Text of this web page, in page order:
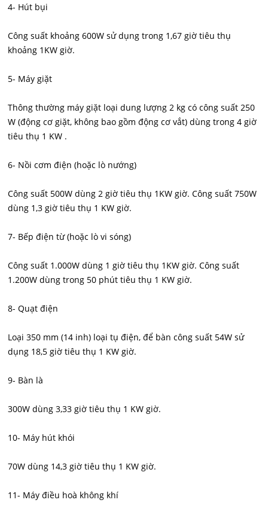
4- Hút bụi
Công suất khoảng 600W sử dụng trong 1,67 giờ tiêu thụ
khoảng 1KW giờ.
5- Máy giặt
Thông thường máy giặt loại dung lượng 2 kg có công suất 250
W (động cơ giặt, không bao gồm động cơ vắt) dùng trong 4 giờ
tiêu thụ 1 KW .
6- Nồi cơm điện (hoặc lò nướng)
Công suất 500W dùng 2 giờ tiêu thụ 1KW giờ. Công suất 750W
dùng 1,3 giờ tiêu thụ 1 KW giờ.
7- Bếp điện từ (hoặc lò vi sóng)
Công suất 1.000W dùng 1 giờ tiêu thụ 1KW giờ. Công suất
1.200W dùng trong 50 phút tiêu thụ 1 KW giờ.
8- Quạt điện
Loại 350 mm (14 inh) loại tụ điện, để bàn công suất 54W sử
dụng 18,5 giờ tiêu thụ 1 KW giờ.
9- Bàn là
300W dùng 3,33 giờ tiêu thụ 1 KW giờ.
10- Máy hút khói
70W dùng 14,3 giờ tiêu thụ 1 KW giờ.
11- Máy điều hoà không khí